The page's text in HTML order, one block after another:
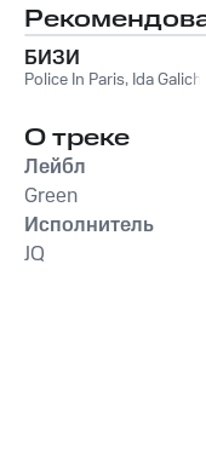
БИЗИ
Police In Paris, Ida Galich
О треке
Лейбл
Green
Исполнитель
JQ